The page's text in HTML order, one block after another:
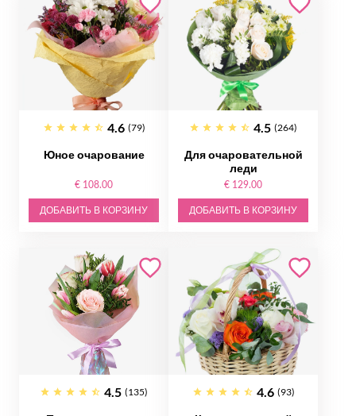
4.6 (79)
Юное очарование
€ 108.00
ДОБАВИТЬ В КОРЗИНУ
4.5 (264)
Для очаровательной
леди
€ 129.00
ДОБАВИТЬ В КОРЗИНУ
4.5 (135) 4.6 (93)